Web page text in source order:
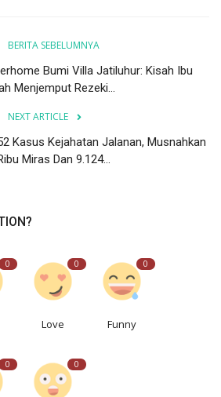
BERITA SEBELUMNYA
Bumi Villa Jatiluhur: Kisah Ibu
Menjemput Rezeki...
NEXT ARTICLE
Kasus Kejahatan Jalanan, Musnahkan
Miras Dan 9.124...
0 0
Love
0
Funny
0 0